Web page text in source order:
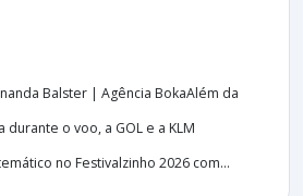
Balster | Agência BokaAlém da
o voo, a GOL e a KLM
no Festivalzinho 2026 com...